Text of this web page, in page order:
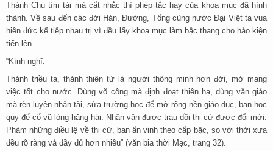
Thành Chu tìm tài mà cất nhắc thì phép tắc hay của khoa mục đã hình
thành. Về sau đến các đời Hán, Đường, Tống cùng nước Đại Việt ta vua
hiền đức kế tiếp nhau trị vì đều lấy khoa mục làm bậc thang cho hào kiện
tiến lên.
“Kính nghĩ:
Thánh triều ta, thánh thiên tử là người thông minh hơn đời, mở mang
việc tốt cho nước. Dùng võ công mà định đoạt thiên hạ, dùng văn giáo
mà rèn luyện nhân tài, sửa trường học để mở rộng nền giáo dục, ban học
quy để cổ vũ lòng hăng hái. Nhân văn được trau dồi thi cử được đổi mới.
Phàm những điều lệ về thi cử, ban ấn vinh theo cấp bậc, so với thời xưa
đều rõ ràng và đầy đủ hơn nhiều” (văn bia thời Mạc, trang 32).